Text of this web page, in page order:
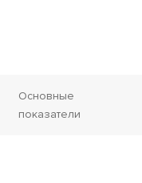
Основные
показатели